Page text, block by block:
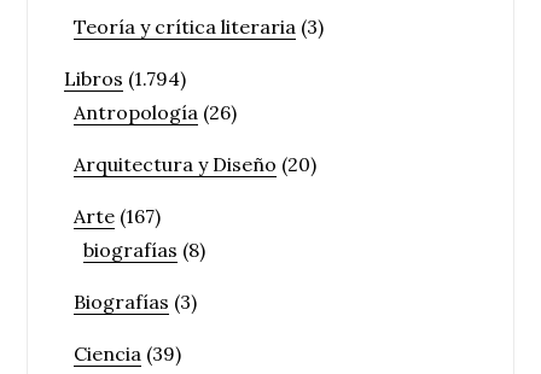
Teoría y crítica literaria (3)
Libros (1.794)
Antropología (26)
Arquitectura y Diseño (20)
Arte (167)
biografías (8)
Biografías (3)
Ciencia (39)